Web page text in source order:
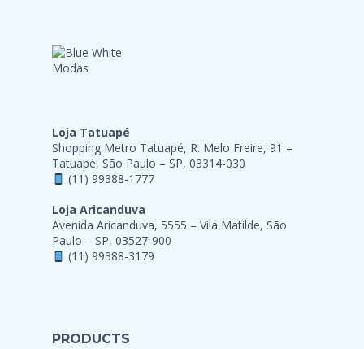
Loja Tatuapé
Shopping Metro Tatuapé, R. Melo Freire, 91 –
Tatuapé, São Paulo – SP, 03314-030
(11) 99388-1777
Loja Aricanduva
Avenida Aricanduva, 5555 – Vila Matilde, São
Paulo – SP, 03527-900
(11) 99388-3179
PRODUCTS